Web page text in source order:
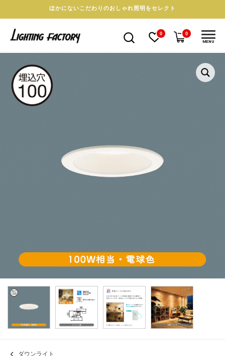
ほかにないこだわりのおしゃれ照明をセレクト
0 0
MENU
ダウンライト